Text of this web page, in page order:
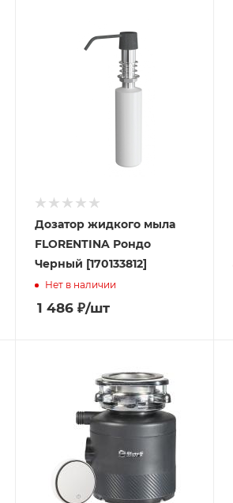
Дозатор жидкого мыла
FLORENTINA Рондо
Черный [170133812]
Нет в наличии
1 486₽/шт